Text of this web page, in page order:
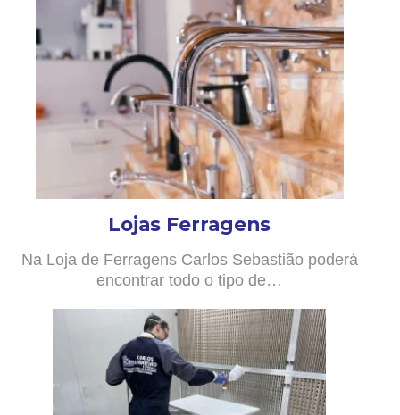
Lojas Ferragens
Na Loja de Ferragens Carlos Sebastião poderá
encontrar todo o tipo de…